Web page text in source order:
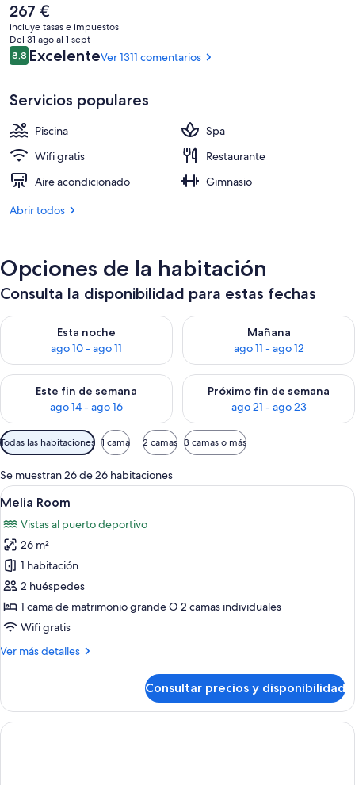
The Level Premium Junior Suite Sea
El
precio
actual
es
de
267 €
incluye tasas e impuestos
Del 31 ago al 1 sept
Comentarios
8,88,8 de 10
ExcelenteVer 1311 comentarios
Servicios populares
Piscina
Spa
Wifi gratis
Restaurante
Aire acondicionado
Gimnasio
Abrir todos
Opciones de la habitación
Consulta la disponibilidad para estas fechas
Esta noche
ago 10 - ago 11
Consulta la disponibilidad para esta noche, ago 10 - ago 11
Mañana
ago 11 - ago 12
Consulta la disponibilidad
Este fin de semana
ago 14 - ago 16
Consulta la disponibilidad para este fin de semana, ago 14 -
Próximo fin de semana
ago 21 - ago 23
Consulta la disponibilidad
Filtros
disponibles
para
las
habitaciones
Todas las habitaciones 1 cama 2 camas 3 camas o más
Se muestran 26 de 26 habitaciones
Abrir
todas
las
fotos
de
Melia
Room
Habitación de hotel con cama,
7
Melia Room
Vistas al puerto deportivo
26 m²
1 habitación
2 huéspedes
1 cama de matrimonio grande O 2 camas individuales
Wifi gratis
Ver más detalles
Más
Room
Consultar precios y disponibilidad